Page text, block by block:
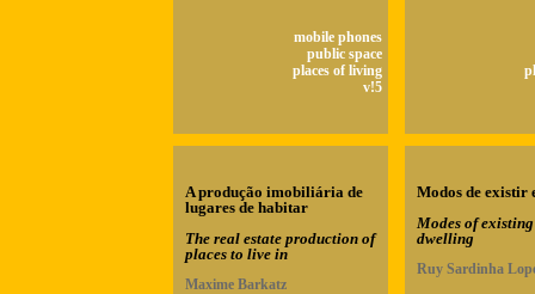
mobile phones
public space
places of living
v!5
A produção imobiliária de
lugares de habitar
The real estate production of
places to live in
Maxime Barkatz
Modos de existir
Modes of
dwelling
Ruy Sardinha